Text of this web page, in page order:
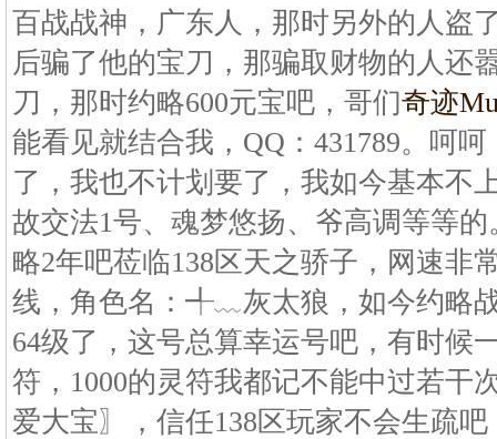
百战战神，广东人，那时另外的人盗
后骗了他的宝刀，那骗取财物的人还
刀，那时约略600元宝吧，哥们奇迹
能看见就结合我，QQ：431789。呵
了，我也不计划要了，我如今基本不
故交法1号、魂梦悠扬、爷高调等等
略2年吧莅临138区天之骄子，网速非
线，角色名：╃﹏灰太狼，如今约略
64级了，这号总算幸运号吧，有时候
符，1000的灵符我都记不能中过若干
爱大宝〗，信任138区玩家不会生疏